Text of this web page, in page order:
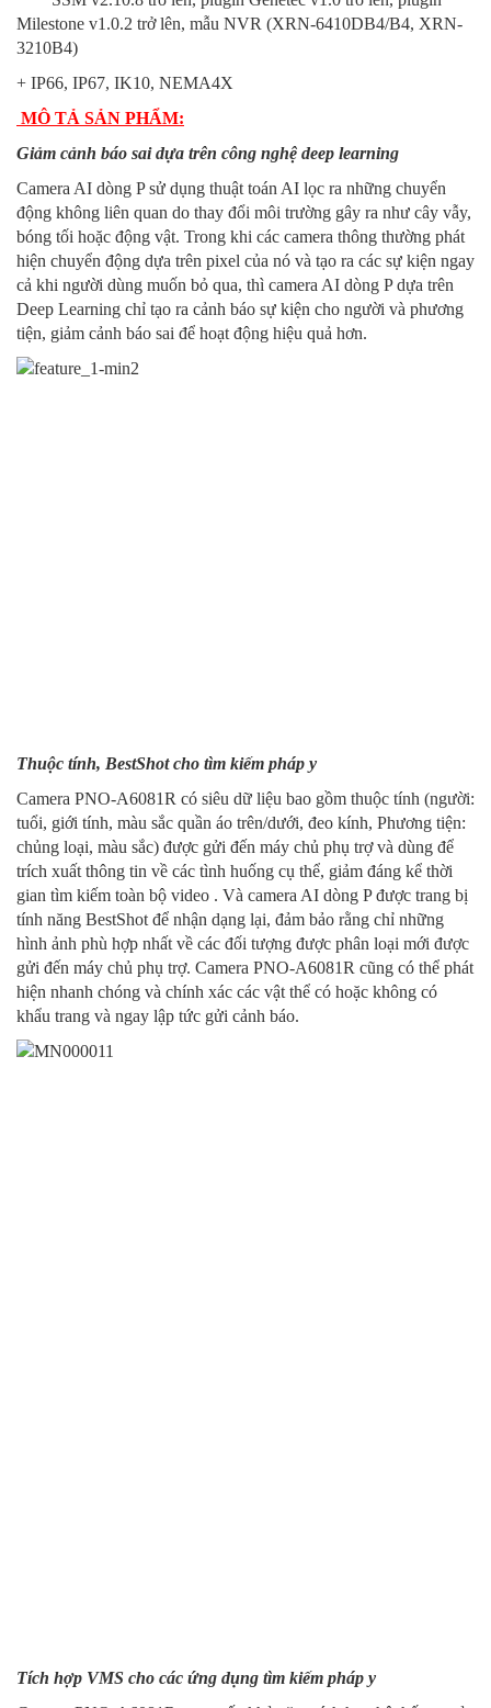
Milestone v1.0.2 trở lên, mẫu NVR (XRN-6410DB4/B4, XRN-
3210B4)
+ IP66, IP67, IK10, NEMA4X
MÔ TẢ SẢN PHẨM:
Giảm cảnh báo sai dựa trên công nghệ deep learning
Camera AI dòng P sử dụng thuật toán AI lọc ra những chuyển
động không liên quan do thay đổi môi trường gây ra như cây vẫy,
bóng tối hoặc động vật. Trong khi các camera thông thường phát
hiện chuyển động dựa trên pixel của nó và tạo ra các sự kiện ngay
cả khi người dùng muốn bỏ qua, thì camera AI dòng P dựa trên
Deep Learning chỉ tạo ra cảnh báo sự kiện cho người và phương
tiện, giảm cảnh báo sai để hoạt động hiệu quả hơn.
Thuộc tính, BestShot cho tìm kiếm pháp y
Camera PNO-A6081R có siêu dữ liệu bao gồm thuộc tính (người:
tuổi, giới tính, màu sắc quần áo trên/dưới, đeo kính, Phương tiện:
chủng loại, màu sắc) được gửi đến máy chủ phụ trợ và dùng để
trích xuất thông tin về các tình huống cụ thể, giảm đáng kể thời
gian tìm kiếm toàn bộ video . Và camera AI dòng P được trang bị
tính năng BestShot để nhận dạng lại, đảm bảo rằng chỉ những
hình ảnh phù hợp nhất về các đối tượng được phân loại mới được
gửi đến máy chủ phụ trợ. Camera PNO-A6081R cũng có thể phát
hiện nhanh chóng và chính xác các vật thể có hoặc không có
khẩu trang và ngay lập tức gửi cảnh báo.
Tích hợp VMS cho các ứng dụng tìm kiếm pháp y